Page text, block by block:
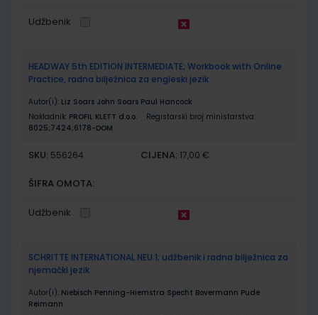
Udžbenik
HEADWAY 5th EDITION INTERMEDIATE; Workbook with Online
Practice, radna bilježnica za engleski jezik
Autor(i): Liz Soars John Soars Paul Hancock
Nakladnik: PROFIL KLETT d.o.o.
Registarski broj ministarstva:
8025;7424;6178-DOM
SKU: 556264 CIJENA: 17,00 €
ŠIFRA OMOTA:
Udžbenik
SCHRITTE INTERNATIONAL NEU 1; udžbenik i radna bilježnica za
njemački jezik
Autor(i): Niebisch Penning-Hiemstra Specht Bovermann Pude
Reimann